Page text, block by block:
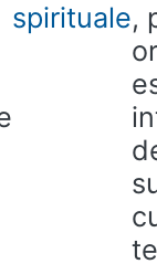
spirituale,